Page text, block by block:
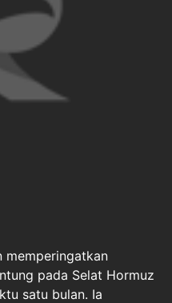
memperingatkan
pada Selat Hormuz
satu bulan. Ia